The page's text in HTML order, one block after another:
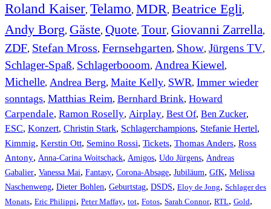
Roland Kaiser, Telamo, MDR, Beatrice Egli,
Andy Borg, Gäste, Quote, Tour, Giovanni Zarrella,
ZDF, Stefan Mross, Fernsehgarten, Show, Jürgens TV,
Schlager-Spaß, Schlagerbooom, Andrea Kiewel,
Michelle, Andrea Berg, Maite Kelly, SWR, Immer wieder
sonntags, Matthias Reim, Bernhard Brink, Howard
Carpendale, Ramon Roselly, Airplay, Best Of, Ben Zucker,
ESC, Konzert, Christin Stark, Schlagerchampions, Stefanie Hertel,
Kimmig, Kerstin Ott, Semino Rossi, Tickets, Thomas Anders, Ross
Antony, Anna-Carina Woitschack, Amigos, Udo Jürgens, Andreas
Gabalier, Vanessa Mai, Fantasy, Corona-Absage, Jubiläum, GfK, Melissa
Naschenweng, Dieter Bohlen, Geburtstag, DSDS, Eloy de Jong, Schlager des
Monats, Eric Philippi, Peter Maffay, tot, Fotos, Sarah Connor, RTL, Gold,